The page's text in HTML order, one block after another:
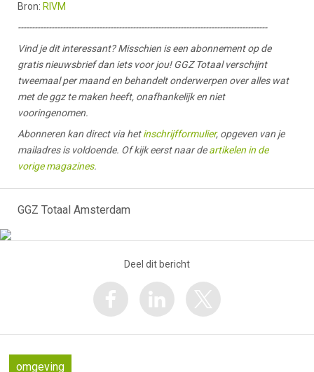
Bron: RIVM
-----------------------------------------------------------------------------------------
Vind je dit interessant? Misschien is een abonnement op de
gratis nieuwsbrief dan iets voor jou! GGZ Totaal verschijnt
tweemaal per maand en behandelt onderwerpen over alles wat
met de ggz te maken heeft, onafhankelijk en niet
vooringenomen.
Abonneren kan direct via hetinschrijfformulier, opgeven van je
mailadres is voldoende. Of kijk eerst naar deartikelen in de
vorige magazines.
GGZ Totaal Amsterdam
Deel dit bericht
omgeving